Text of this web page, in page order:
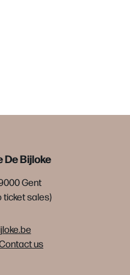
Bijloke
Gent
ticket sales)
us